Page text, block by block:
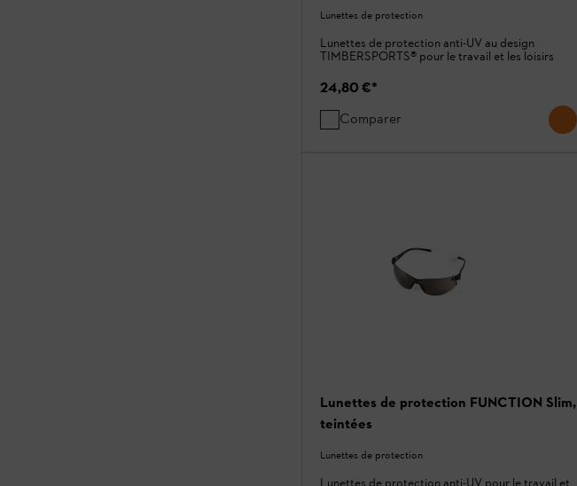
Lunettes de protection
Lunettes de protection anti-UV au design
TIMBERSPORTS® pour le travail et les loisirs
24,80 €*
Comparer
Lunettes de protection FUNCTION Slim,
teintées
Lunettes de protection
Lunettes de protection anti-UV pour le travail et